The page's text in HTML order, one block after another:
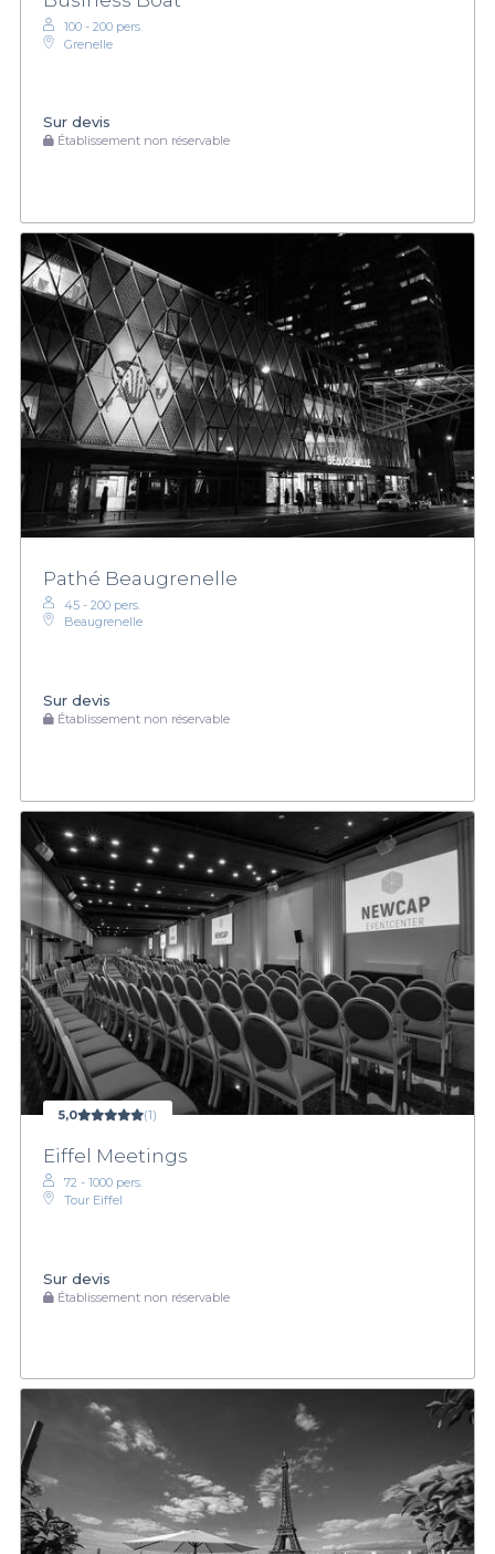
100 - 200 pers.
Grenelle
Sur devis
Établissement non réservable
Pathé Beaugrenelle
45 - 200 pers.
Beaugrenelle
Sur devis
Établissement non réservable
5,0 (1)
Eiffel Meetings
72 - 1000 pers.
Tour Eiffel
Sur devis
Établissement non réservable